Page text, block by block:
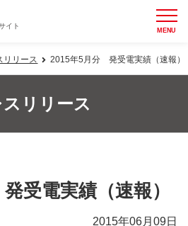
イト MENU
リリース 2015年5月分 発受電実績（速報）
リリース
受電実績（速報）
2015年06月09日